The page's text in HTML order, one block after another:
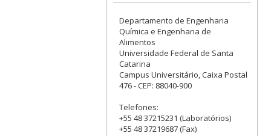
Departamento de Engenharia
Química e Engenharia de
Alimentos
Universidade Federal de Santa
Catarina
Campus Universitário, Caixa Postal
476 - CEP: 88040-900
Telefones:
+55 48 37215231 (Laboratórios)
+55 48 37219687 (Fax)